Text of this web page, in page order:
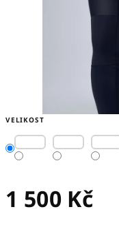
VELIKOST
1 500 Kč